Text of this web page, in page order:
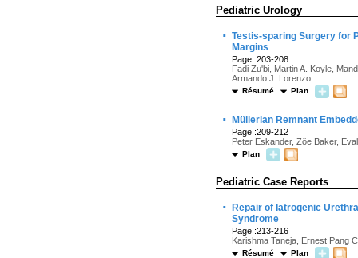
Pediatric Urology
· Testis-sparing Surgery for
Margins
Page :203-208
Fadi Zu'bi, Martin A. Koyle,
Armando J. Lorenzo
Résumé Plan
· Müllerian Remnant
Page :209-212
Peter Eskander, Zöe Baker,
Plan
Pediatric Case Reports
·
Repair of Iatrogenic
Syndrome
Page :213-216
Karishma Taneja, Ernest Pang
Résumé Plan